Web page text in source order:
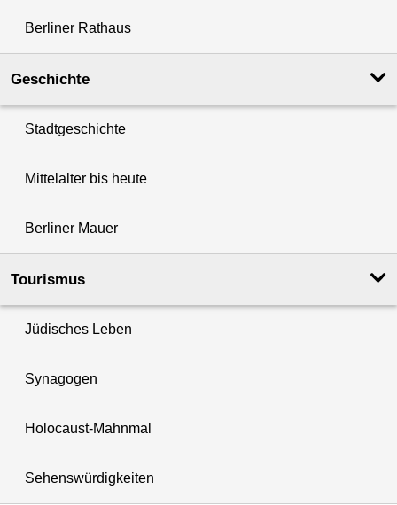
Berliner Rathaus
Geschichte
Stadtgeschichte
Mittelalter bis heute
Berliner Mauer
Tourismus
Jüdisches Leben
Synagogen
Holocaust-Mahnmal
Sehenswürdigkeiten